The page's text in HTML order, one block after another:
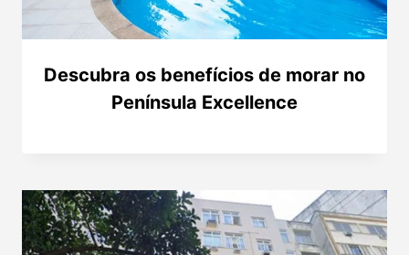
Descubra os benefícios de morar no
Península Excellence